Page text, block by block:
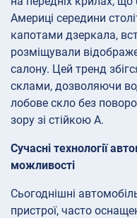
Америці середини
капотами дзеркала,
розміщували
салону. Цей тренд
склами, дозволяючи
лобове скло без
зору зі стійкою А.
Сучасні технології
можливості
Сьогоднішні
пристрої, часто